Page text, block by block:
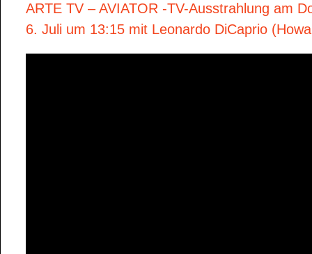
ARTE TV – AVIATOR -TV-Ausstrahlung am
6. Juli um 13:15 mit Leonardo DiCaprio